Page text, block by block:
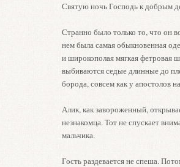
Святую ночь Господь к добрым
Странно было только то, что он
нем была самая обыкновенная
и широкополая мягкая фетровая
выбиваются седые длинные до
борода, совсем как у апостолов
Алик, как завороженный,
незнакомца. Тот не спускает
мальчика.
Гость раздевается не спеша.